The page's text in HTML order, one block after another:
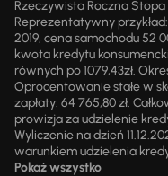
Rzeczywista Roczna Stopa
Reprezentatywny
2019, cena samochodu 52
kwota kredytu
równych po 1079,43zł.
Oprocentowanie stałe w
zapłaty: 64 765,80 zł.
prowizja za udzielenie
Wyliczenie na dzień
warunkiem udzielenia
Pokaż wszystko